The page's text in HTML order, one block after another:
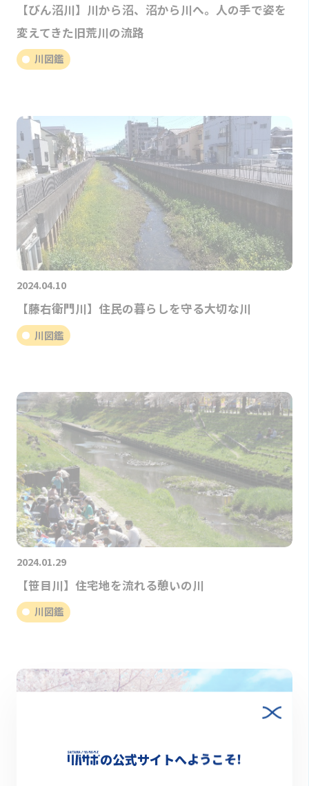
【びん沼川】川から沼、沼から川へ。人の手で姿を
変えてきた旧荒川の流路
川図鑑
2024.04.10
【藤右衛門川】住民の暮らしを守る大切な川
川図鑑
2024.01.29
【笹目川】住宅地を流れる憩いの川
川図鑑
の公式サイトへようこそ!